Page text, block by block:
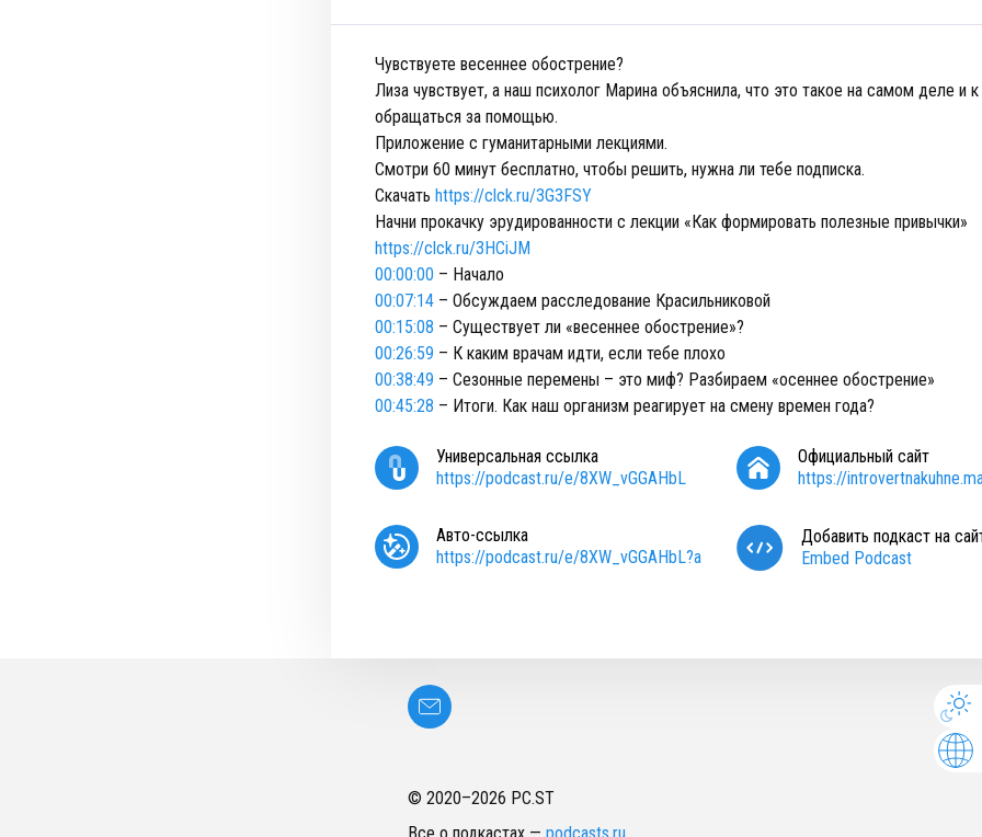
Чувствуете весеннее обострение?
Лиза чувствует, а наш психолог Марина объяснила, что это такое на самом деле и
обращаться за помощью.
Приложение с гуманитарными лекциями.
Cмотри 60 минут бесплатно, чтобы решить, нужна ли тебе подписка.
Скачать https://clck.ru/3G3FSY
Начни прокачку эрудированности с лекции «Как формировать полезные привычки»
https://clck.ru/3HCiJM
00:00:00 – Начало
00:07:14 – Обсуждаем расследование Красильниковой
00:15:08 – Существует ли «весеннее обострение»?
00:26:59 – К каким врачам идти, если тебе плохо
00:38:49 – Сезонные перемены – это миф? Разбираем «осеннее обострение»
00:45:28 – Итоги. Как наш организм реагирует на смену времен года?
Универсальная ссылка
https://podcast.ru/e/8XW_vGGAHbL
Официальный сайт
https://
Авто-ссылка
https://podcast.ru/e/8XW_vGGAHbL?a
Добавить подкаст на
Embed Podcast
© 2020–2026 PC.ST